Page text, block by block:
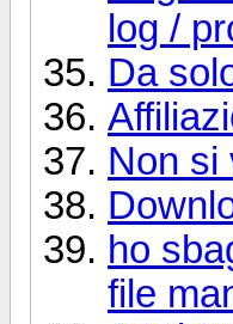
log /
Da
Non si
ho
file